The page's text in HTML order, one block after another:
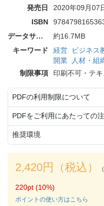
発売日
2020年09月07
ISBN
データサイズ
約16.7MB
キーワード
経営 ビジネス
開業
人材・組
制限事項
印刷不可・テ
PDFの利用制限について
PDFをご利用にあたっての
推奨環境
2,420円（税込）
220pt (10%)
ポイントの使い方はこちら